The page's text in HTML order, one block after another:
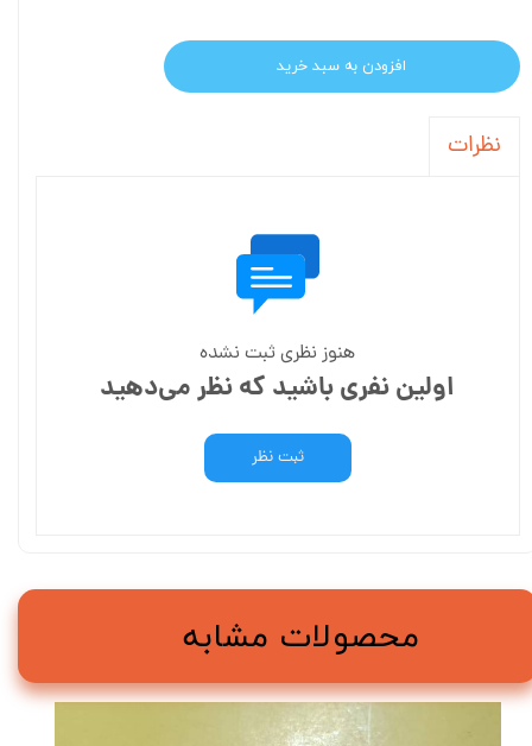
افزودن به سبد خرید
نظرات
هنوز نظری ثبت نشده
اولین نفری باشید که نظر می‌دهید
ثبت نظر
محصولات مشابه